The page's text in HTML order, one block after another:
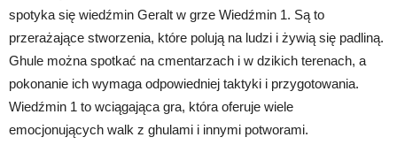
spotyka się wiedźmin Geralt w grze Wiedźmin 1. Są to
przerażające stworzenia, które polują na ludzi i żywią się padliną.
Ghule można spotkać na cmentarzach i w dzikich terenach, a
pokonanie ich wymaga odpowiedniej taktyki i przygotowania.
Wiedźmin 1 to wciągająca gra, która oferuje wiele
emocjonujących walk z ghulami i innymi potworami.